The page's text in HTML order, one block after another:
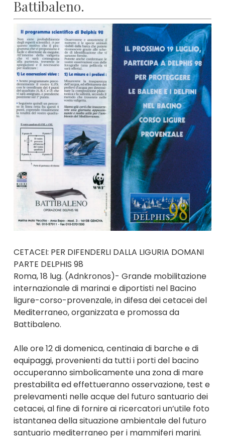
Battibaleno.
CETACEI: PER DIFENDERLI DALLA LIGURIA DOMANI
PARTE DELPHIS 98
Roma, 18 lug. (Adnkronos)- Grande mobilitazione
internazionale di marinai e diportisti nel Bacino
ligure-corso-provenzale, in difesa dei cetacei del
Mediterraneo, organizzata e promossa da
Battibaleno.
Alle ore 12 di domenica, centinaia di barche e di
equipaggi, provenienti da tutti i porti del bacino
occuperanno simbolicamente una zona di mare
prestabilita ed effettueranno osservazione, test e
prelevamenti nelle acque del futuro santuario dei
cetacei, al fine di fornire ai ricercatori un’utile foto
istantanea della situazione ambientale del futuro
santuario mediterraneo per i mammiferi marini.